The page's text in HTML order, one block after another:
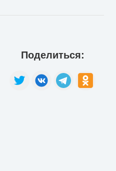
Поделиться: